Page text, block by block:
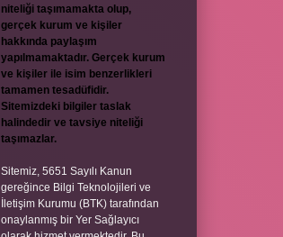
niteliği taşımamakta olup,
gerçek kurum ve kişiler
hakkında paylaşım
yapılmamaktadır. Gerçek kurum
ve kişiler ile isim benzerlikleri
tamamen tesadüfidir.
Sitemizdeki bilgiler taslak
halindedir ve tavsiye niteliği
taşımazlar.
Sitemiz, 5651 Sayılı Kanun
gereğince Bilgi Teknolojileri ve
İletişim Kurumu (BTK) tarafından
onaylanmış bir Yer Sağlayıcı